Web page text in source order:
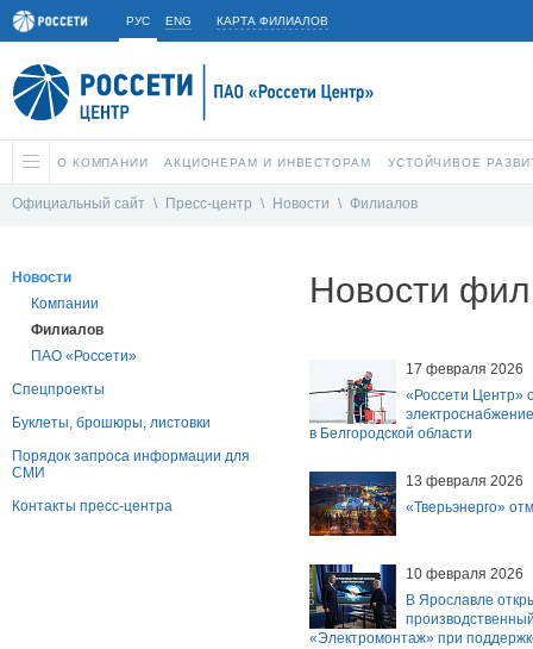
РУС ENG КАРТА ФИЛИАЛОВ
О КОМПАНИИ АКЦИОНЕРАМ И ИНВЕСТОРАМ УСТОЙЧИВОЕ
Официальный сайт \ Пресс-центр \ Новости \ Филиалов
Новости
Компании
Филиалов
ПАО «Россети»
Спецпроекты
Буклеты, брошюры, листовки
Порядок запроса информации для
СМИ
Контакты пресс-центра
Новости
17 февраля 2026
«Россети Центр»
в Белгородской области
13 февраля 2026
«Тверьэнерго»
10 февраля 2026
В Ярославле
«Электромонтаж» при